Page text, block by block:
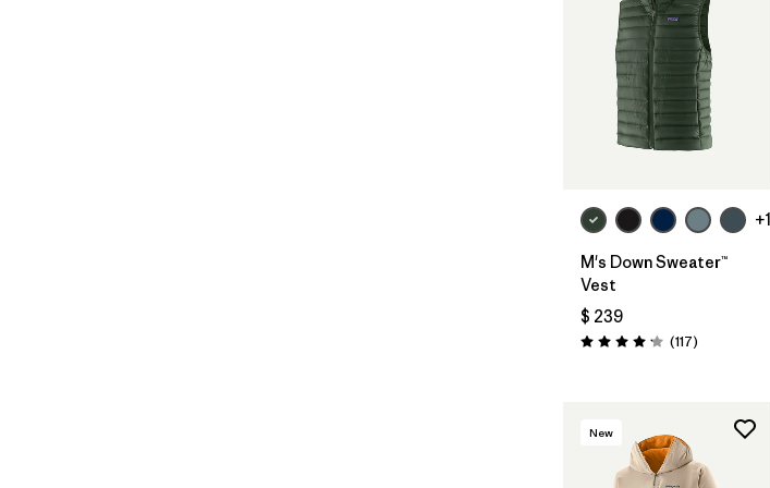
+1
M's Down Sweater™
Vest
$ 239
Valoración: 4.2 / 5
(117Comentarios
)
New